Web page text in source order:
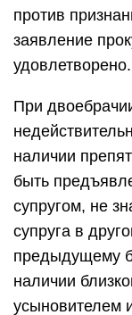
против
заявление
удовлетворено.
При
наличии
быть
супругом, не
супруга в
предыдущему
наличии
усыновителем